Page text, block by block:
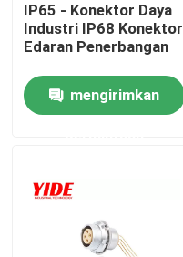
Tentang kita
IP65 - Konektor Daya
Industri IP68 Konektor
Edaran Penerbangan
mengirimkan